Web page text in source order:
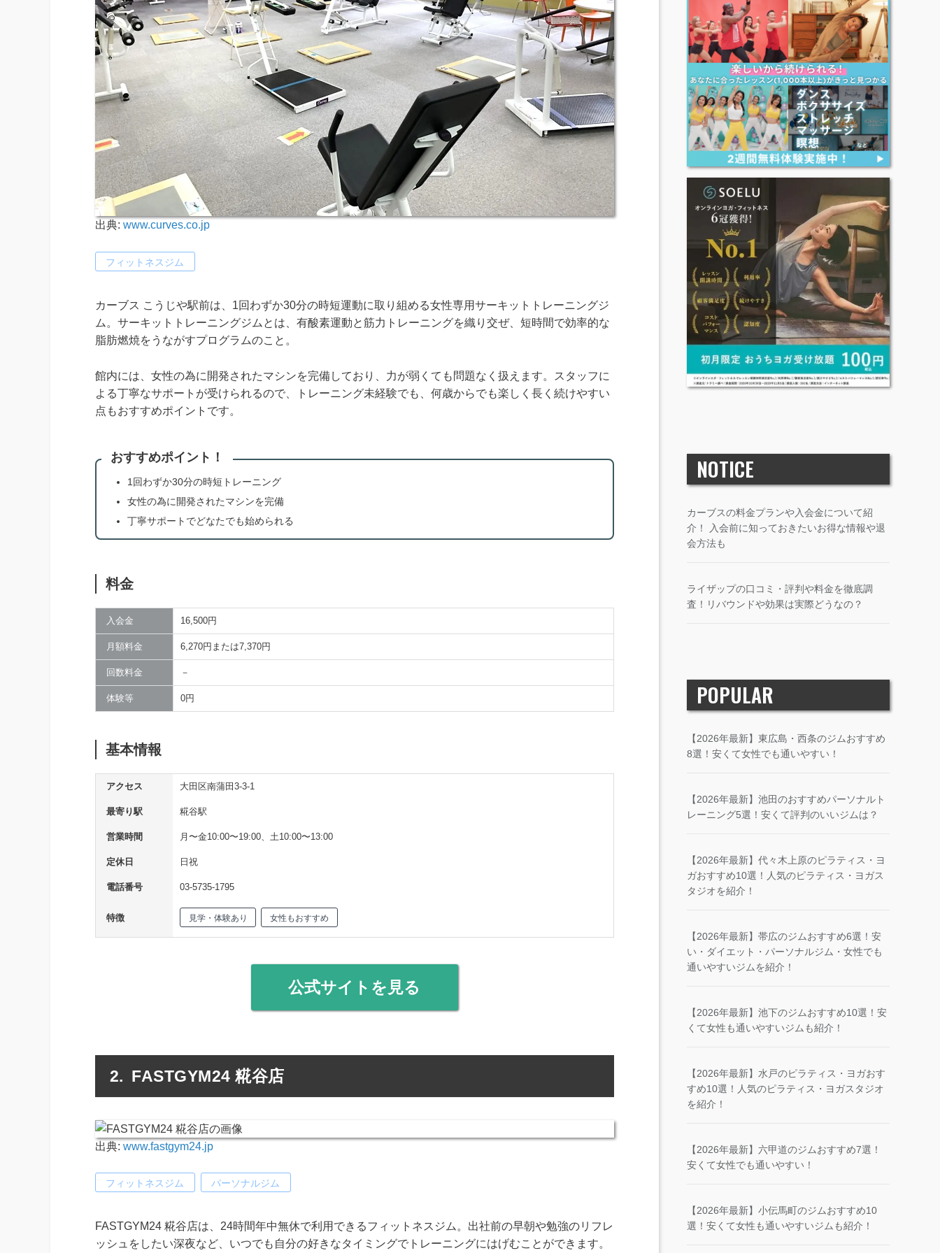
出典: www.curves.co.jp
フィットネスジム
カーブス こうじや駅前は、1回わずか30分の時短運動に取り組める女性専用サーキットトレーニングジ
ム。サーキットトレーニングジムとは、有酸素運動と筋力トレーニングを織り交ぜ、短時間で効率的な
脂肪燃焼をうながすプログラムのこと。
館内には、女性の為に開発されたマシンを完備しており、力が弱くても問題なく扱えます。スタッフに
よる丁寧なサポートが受けられるので、トレーニング未経験でも、何歳からでも楽しく長く続けやすい
点もおすすめポイントです。
おすすめポイント！
1回わずか30分の時短トレーニング
女性の為に開発されたマシンを完備
丁寧サポートでどなたでも始められる
料金
入会金 16,500円
月額料金 6,270円または7,370円
回数料金 －
体験等 0円
基本情報
アクセス 大田区南蒲田3-3-1
最寄り駅 糀谷駅
営業時間 月〜金10:00〜19:00、土10:00〜13:00
定休日 日祝
電話番号 03-5735-1795
特徴 見学・体験あり 女性もおすすめ
公式サイトを見る
FASTGYM24 糀谷店
出典: www.fastgym24.jp
フィットネスジム パーソナルジム
FASTGYM24 糀谷店は、24時間年中無休で利用できるフィットネスジム。出社前の早朝や勉強のリフレ
ッシュをしたい深夜など、いつでも自分の好きなタイミングでトレーニングにはげむことができます。
NOTICE
カーブスの料金プランや入会金について紹
介！ 入会前に知っておきたいお得な情報や退
会方法も
ライザップの口コミ・評判や料金を徹底調
査！リバウンドや効果は実際どうなの？
POPULAR
【2026年最新】東広島・西条のジムおすすめ
8選！安くて女性でも通いやすい！
【2026年最新】池田のおすすめパーソナルト
レーニング5選！安くて評判のいいジムは？
【2026年最新】代々木上原のピラティス・ヨ
ガおすすめ10選！人気のピラティス・ヨガス
タジオを紹介！
【2026年最新】帯広のジムおすすめ6選！安
い・ダイエット・パーソナルジム・女性でも
通いやすいジムを紹介！
【2026年最新】池下のジムおすすめ10選！安
くて女性も通いやすいジムも紹介！
【2026年最新】水戸のピラティス・ヨガおす
すめ10選！人気のピラティス・ヨガスタジオ
を紹介！
【2026年最新】六甲道のジムおすすめ7選！
安くて女性でも通いやすい！
【2026年最新】小伝馬町のジムおすすめ10
選！安くて女性も通いやすいジムも紹介！